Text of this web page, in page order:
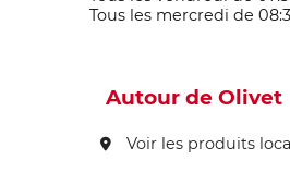
Tous les mercredi de
Autour de Olivet
Voir les produits